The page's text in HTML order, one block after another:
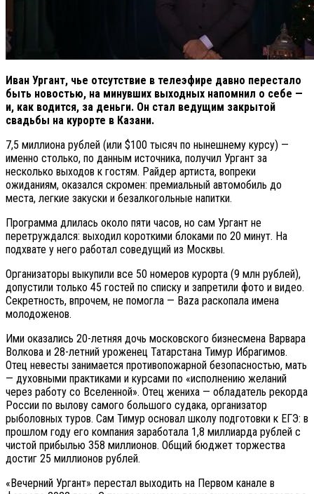
Иван Ургант, чье отсутствие в телеэфире давно перестало
быть новостью, на минувших выходных напомнил о себе —
и, как водится, за деньги. Он стал ведущим закрытой
свадьбы на курорте в Казани.
7,5 миллиона рублей (или $100 тысяч по нынешнему курсу) —
именно столько, по данным источника, получил Ургант за
несколько выходов к гостям. Райдер артиста, вопреки
ожиданиям, оказался скромен: премиальный автомобиль до
места, легкие закуски и безалкогольные напитки.
Программа длилась около пяти часов, но сам Ургант не
перетруждался: выходил короткими блоками по 20 минут. На
подхвате у него работал соведущий из Москвы.
Организаторы выкупили все 50 номеров курорта (9 млн рублей),
допустили только 45 гостей по списку и запретили фото и видео.
Секретность, впрочем, не помогла — Baza раскопала имена
молодоженов.
Ими оказались 20-летняя дочь московского бизнесмена Варвара
Волкова и 28-летний уроженец Татарстана Тимур Ибрагимов.
Отец невесты занимается противопожарной безопасностью, мать
— духовными практиками и курсами по «исполнению желаний
через работу со Вселенной». Отец жениха — обладатель рекорда
России по вылову самого большого судака, организатор
рыболовных туров. Сам Тимур основал школу подготовки к ЕГЭ: в
прошлом году его компания заработала 1,8 миллиарда рублей с
чистой прибылью 358 миллионов. Общий бюджет торжества
достиг 25 миллионов рублей.
«Вечерний Ургант» перестал выходить на Первом канале в